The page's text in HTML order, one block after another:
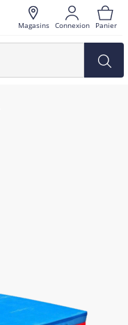
Magasins Connexion Panier